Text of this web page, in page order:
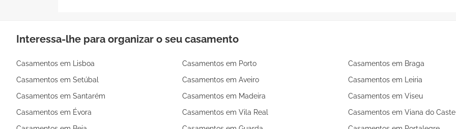
Interessa-lhe para organizar o seu casamento
Casamentos em Lisboa Casamentos em Porto
Casamentos em Braga
Casamentos em Setúbal
Casamentos em Aveiro
Casamentos em Leiria
Casamentos em Santarém
Casamentos em Madeira
Casamentos em Viseu
Casamentos em Évora
Casamentos em Vila Real
Casamentos em Viana do